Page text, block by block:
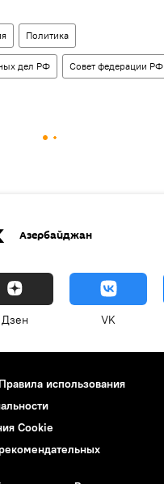
Политика
дел РФ Совет федерации РФ
Азербайджан
Дзен VK
Правила использования
Cookie